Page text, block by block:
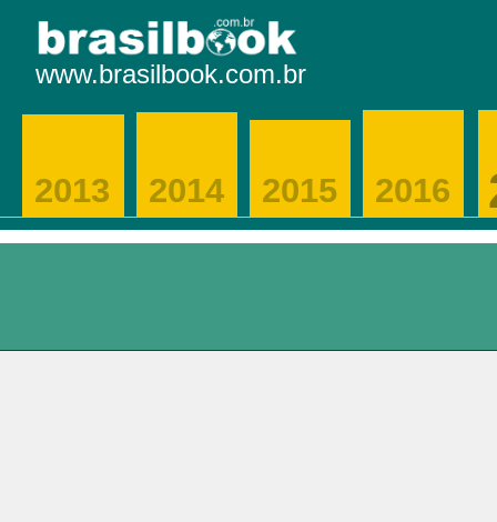
www.brasilbook.com.br
2013 2014 2015 2016